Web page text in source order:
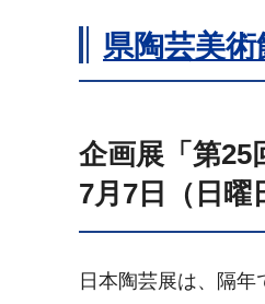
県陶芸美術
企画展「第25
7月7日（日曜
日本陶芸展は、隔